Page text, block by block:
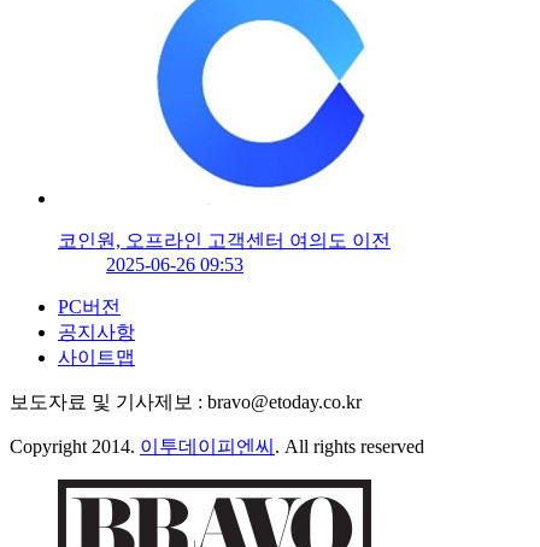
코인원, 오프라인 고객센터 여의도 이전
2025-06-26 09:53
PC버전
공지사항
사이트맵
보도자료 및 기사제보 : bravo@etoday.co.kr
Copyright 2014. 이투데이피엔씨 . All rights reserved